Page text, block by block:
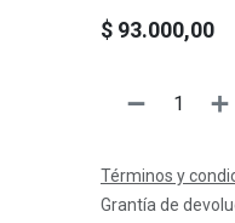
$ 93.000,00
Términos y
Grantía de